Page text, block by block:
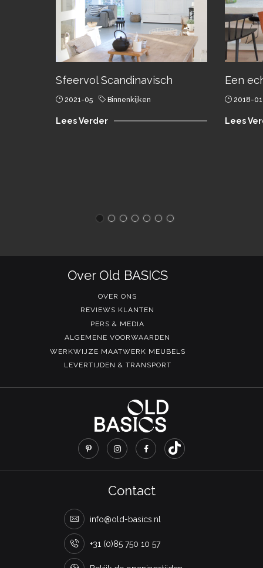
Sfeervol Scandinavisch
2021-05 Binnenkijken
Lees Verder
Een
2018-01
Lees
Over Old BASICS
OVER ONS
REVIEWS KLANTEN
PERS & MEDIA
ALGEMENE VOORWAARDEN
WERKWIJZE MAATWERK MEUBELS
LEVERTIJDEN & TRANSPORT
Contact
info@old-basics.nl
+31 (0)85 750 10 57